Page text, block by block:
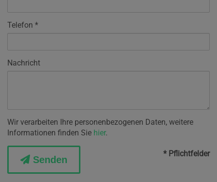
Telefon
Nachricht
Wir verarbeiten Ihre personenbezogenen Daten, weitere
Informationen finden Sie hier.
Senden
* Pflichtfelder